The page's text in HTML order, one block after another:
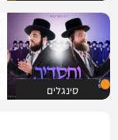
סינגלים